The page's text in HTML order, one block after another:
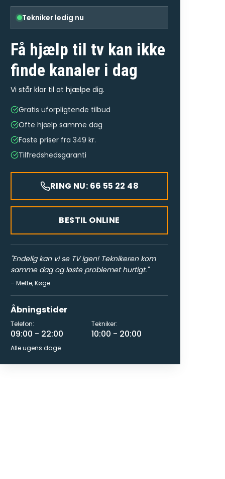
Tekniker ledig nu
Få hjælp til tv kan ikke
finde kanaler i dag
Vi står klar til at hjælpe dig.
Gratis uforpligtende tilbud
Ofte hjælp samme dag
Faste priser fra 349 kr.
Tilfredshedsgaranti
RING NU: 66 55 22 48
BESTIL ONLINE
"Endelig kan vi se TV igen! Teknikeren kom
samme dag og løste problemet hurtigt."
–Mette,Køge
Åbningstider
Telefon:
09:00 - 22:00
Tekniker:
10:00 - 20:00
Alle ugens dage